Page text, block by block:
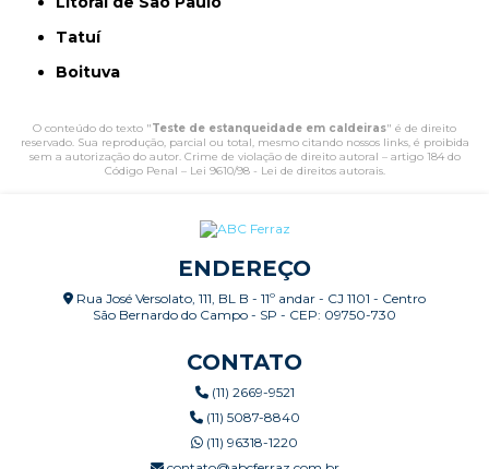
Tatuí
Boituva
O conteúdo do texto "Teste de estanqueidade em caldeiras" é de direito
reservado. Sua reprodução, parcial ou total, mesmo citando nossos links, é proibida
sem a autorização do autor. Crime de violação de direito autoral – artigo 184 do
Código Penal – Lei 9610/98 - Lei de direitos autorais.
ENDEREÇO
Rua José Versolato, 111, BL B - 11º andar - CJ 1101 - Centro
São Bernardo do Campo - SP - CEP: 09750-730
CONTATO
(11) 2669-9521
(11) 5087-8840
(11) 96318-1220